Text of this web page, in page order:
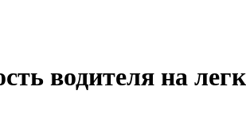
водителя на